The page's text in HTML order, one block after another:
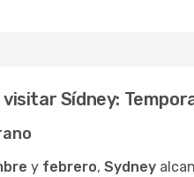
Sídney:
y febrero, Sydney